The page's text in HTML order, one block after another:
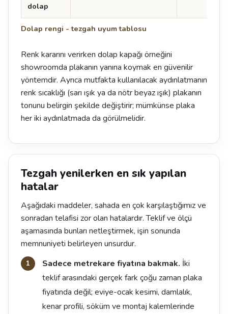
Dolap rengi - tezgah uyum tablosu
dolap
Renk kararını verirken dolap kapağı örneğini
showroomda plakanın yanına koymak en güvenilir
yöntemdir. Ayrıca mutfakta kullanılacak aydınlatmanın
renk sıcaklığı (sarı ışık ya da nötr beyaz ışık) plakanın
tonunu belirgin şekilde değiştirir; mümkünse plaka
her iki aydınlatmada da görülmelidir.
Tezgah yenilerken en sık yapılan
hatalar
Aşağıdaki maddeler, sahada en çok karşılaştığımız ve
sonradan telafisi zor olan hatalardır. Teklif ve ölçü
aşamasında bunları netleştirmek, işin sonunda
memnuniyeti belirleyen unsurdur.
Sadece metrekare fiyatına bakmak. İki
teklif arasındaki gerçek fark çoğu zaman plaka
fiyatında değil; eviye-ocak kesimi, damlalık,
kenar profili, söküm ve montaj kalemlerinde